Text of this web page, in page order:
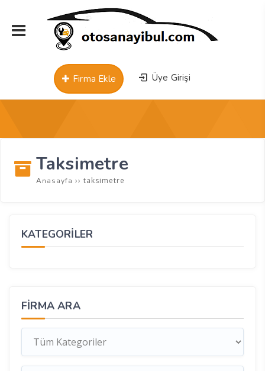
Üye Girişi
Firma Ekle
Taksimetre
Anasayfa ›› taksimetre
KATEGORİLER
FIRMA ARA